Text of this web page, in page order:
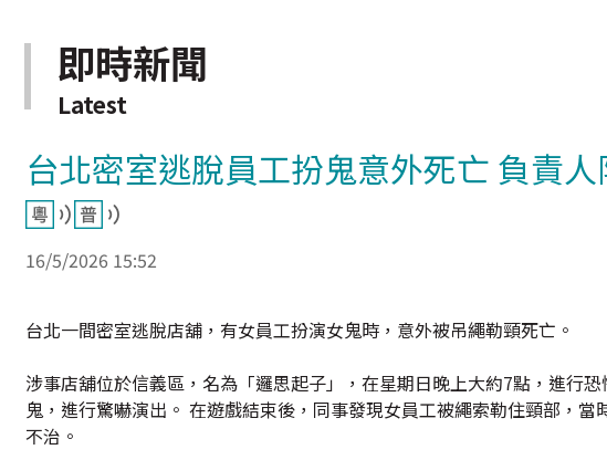
即時新聞
Latest
台北密室逃脫員工扮鬼意外死亡 負責
16/5/2026 15:52
台北一間密室逃脫店舖，有女員工扮演女鬼時，意外被吊繩勒頸死亡。
涉事店舖位於信義區，名為「邏思起子」，在星期日晚上大約7點，進行
鬼，進行驚嚇演出。 在遊戲結束後，同事發現女員工被繩索勒住頸部，
不治。